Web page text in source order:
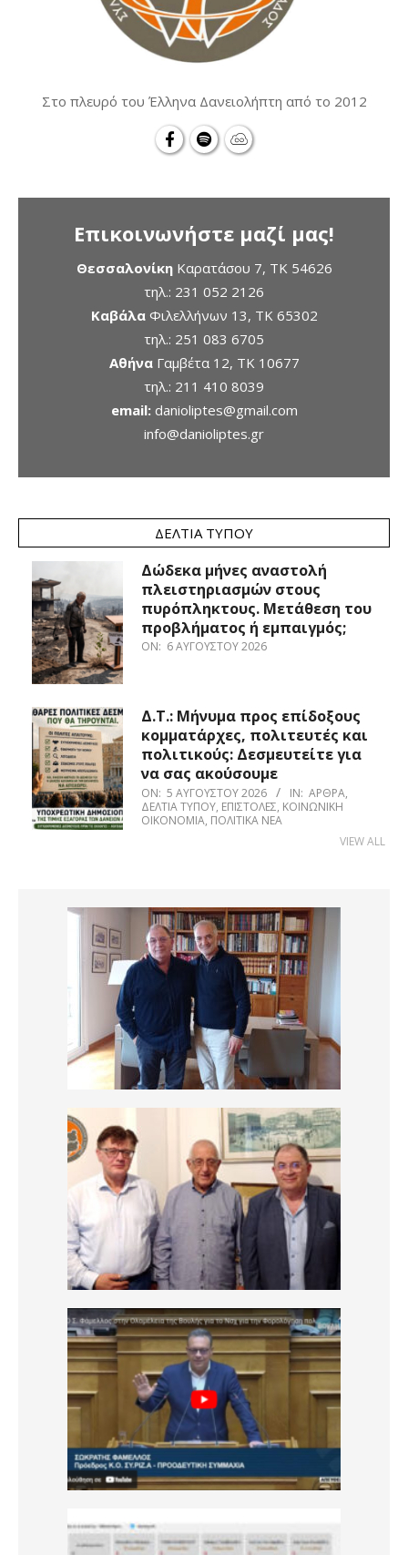
Στο πλευρό του Έλληνα Δανειολήπτη από το 2012
Επικοινωνήστε μαζί μας!
ΘεσσαλονίκηΚαρατάσου 7, TK 54626
τηλ.: 231 052 2126
ΚαβάλαΦιλελλήνων 13, ΤΚ 65302
τηλ.: 251 083 6705
ΑθήναΓαμβέτα 12, ΤΚ 10677
τηλ.: 211 410 8039
email: danioliptes@gmail.com
info@danioliptes.gr
ΔΕΛΤΊΑ ΤΎΠΟΥ
Δώδεκα μήνες αναστολή
πλειστηριασμών στους
πυρόπληκτους. Μετάθεση του
προβλήματος ή εμπαιγμός;
ON: 6 ΑΥΓΟΎΣΤΟΥ 2026
Δ.Τ.: Μήνυμα προς επίδοξους
κομματάρχες, πολιτευτές και
πολιτικούς: Δεσμευτείτε για
να σας ακούσουμε
ON: 5 ΑΥΓΟΎΣΤΟΥ 2026 IN: ΆΡΘΡΑ,
ΔΕΛΤΊΑ ΤΎΠΟΥ, ΕΠΙΣΤΟΛΈΣ, ΚΟΙΝΩΝΙΚΉ
ΟΙΚΟΝΟΜΊΑ, ΠΟΛΙΤΙΚΆ ΝΈΑ
VIEW ALL